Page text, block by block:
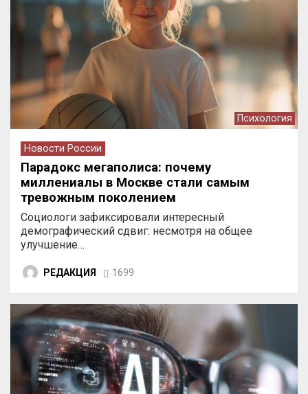
Психология
Новости России
Парадокс мегаполиса: почему
миллениалы в Москве стали самым
тревожным поколением
Социологи зафиксировали интересный
демографический сдвиг: несмотря на общее
улучшение…
РЕДАКЦИЯ 1699